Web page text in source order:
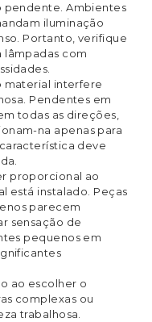
pendente. Ambientes
iluminação
Portanto, verifique
com
material interfere
Pendentes em
todas as direções,
na apenas para
deve
proporcional ao
está instalado. Peças
parecem
sensação de
pequenos em
ao escolher o
complexas ou
trabalhosa.